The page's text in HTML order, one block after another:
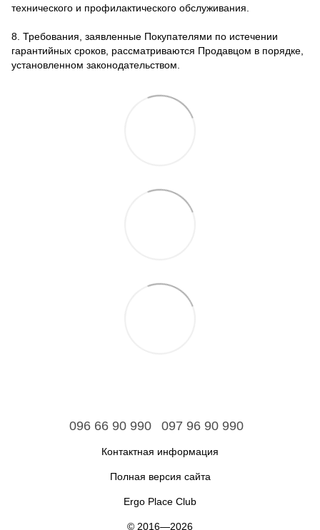
технического и профилактического обслуживания.
8. Требования, заявленные Покупателями по истечении
гарантийных сроков, рассматриваются Продавцом в порядке,
установленном законодательством.
096 66 90 990 097 96 90 990
Контактная информация
Полная версия сайта
Ergo Place Club
© 2016—2026